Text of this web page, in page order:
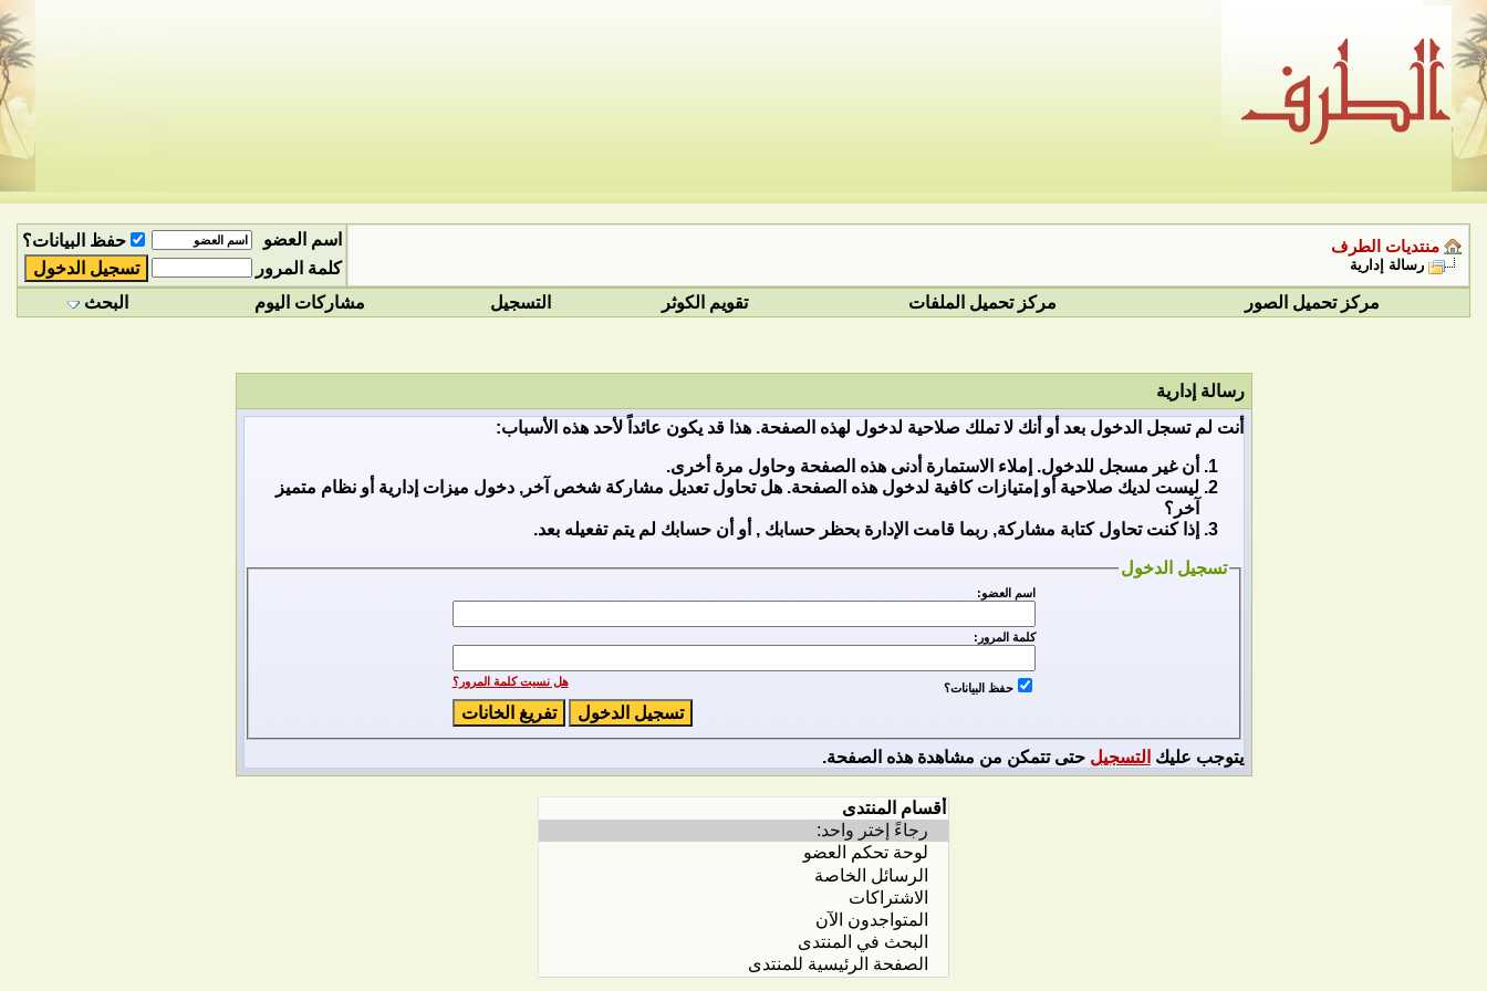
منتديات الطرف
رسالة إدارية
اسم العضو
حفظ البيانات؟
كلمة المرور
مركز تحميل الصور
مركز تحميل الملفات تقويم الكوثر التسجيل مشاركات اليوم البحث
رسالة إدارية
أنت لم تسجل الدخول بعد أو أنك لا تملك صلاحية لدخول لهذه الصفحة. هذا قد يكون عائداً لأحد هذه الأسباب:
أن غير مسجل للدخول. إملاء الاستمارة أدنى هذه الصفحة وحاول مرة أخرى.
ليست لديك صلاحية أو إمتيازات كافية لدخول هذه الصفحة. هل تحاول تعديل مشاركة شخص آخر, دخول ميزات إدارية أو نظام متميز
آخر؟
إذا كنت تحاول كتابة مشاركة, ربما قامت الإدارة بحظر حسابك , أو أن حسابك لم يتم تفعيله بعد.
تسجيل الدخول
اسم العضو:
كلمة المرور:
هل نسيت كلمة المرور؟ حفظ البيانات؟
يتوجب عليك التسجيل حتى تتمكن من مشاهدة هذه الصفحة.